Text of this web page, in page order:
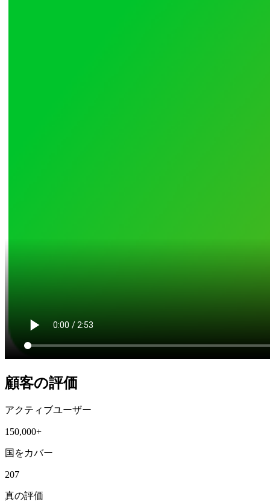
顧客の評価
アクティブユーザー
150,000+
国をカバー
207
真の評価